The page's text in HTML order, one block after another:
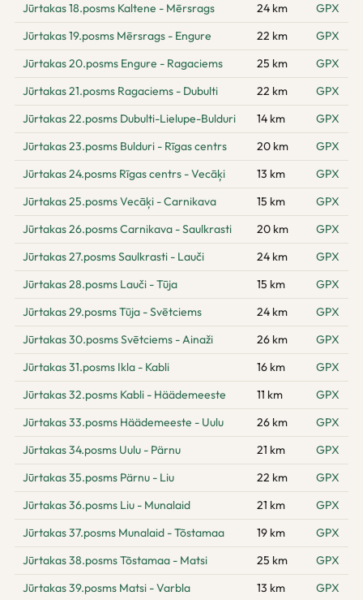
Jūrtakas 18.posms Kaltene - Mērsrags
24 km
GPX
Jūrtakas 19.posms Mērsrags - Engure
22 km
GPX
Jūrtakas 20.posms Engure - Ragaciems
25 km
GPX
Jūrtakas 21.posms Ragaciems - Dubulti
22 km
GPX
Jūrtakas 22.posms Dubulti-Lielupe-Bulduri
14 km
GPX
Jūrtakas 23.posms Bulduri - Rīgas centrs
20 km
GPX
Jūrtakas 24.posms Rīgas centrs - Vecāķi
13 km
GPX
Jūrtakas 25.posms Vecāķi - Carnikava
15 km
GPX
Jūrtakas 26.posms Carnikava - Saulkrasti
20 km
GPX
Jūrtakas 27.posms Saulkrasti - Lauči
24 km
GPX
Jūrtakas 28.posms Lauči - Tūja
15 km
GPX
Jūrtakas 29.posms Tūja - Svētciems
24 km
GPX
Jūrtakas 30.posms Svētciems - Ainaži
26 km
GPX
Jūrtakas 31.posms Ikla - Kabli
16 km
GPX
Jūrtakas 32.posms Kabli - Häädemeeste
11 km
GPX
Jūrtakas 33.posms Häädemeeste - Uulu
26 km
GPX
Jūrtakas 34.posms Uulu - Pärnu
21 km
GPX
Jūrtakas 35.posms Pärnu - Liu
22 km
GPX
Jūrtakas 36.posms Liu - Munalaid
21 km
GPX
Jūrtakas 37.posms Munalaid - Tõstamaa
19 km
GPX
Jūrtakas 38.posms Tõstamaa - Matsi
25 km
GPX
Jūrtakas 39.posms Matsi - Varbla
13 km
GPX